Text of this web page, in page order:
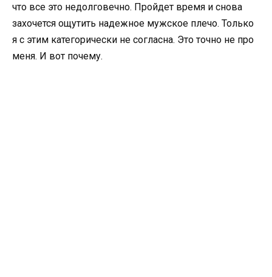
что все это недолговечно. Пройдет время и снова
захочется ощутить надежное мужское плечо. Только
я с этим категорически не согласна. Это точно не про
меня. И вот почему.